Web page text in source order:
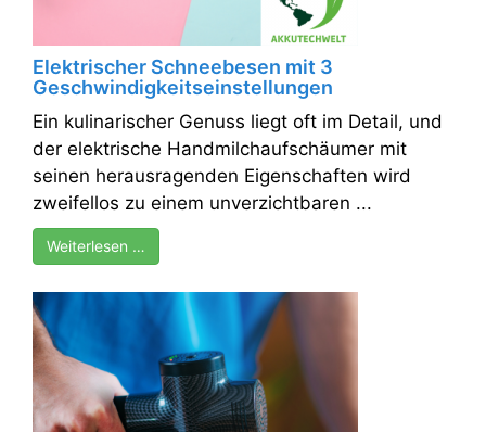
Elektrischer Schneebesen mit 3
Geschwindigkeitseinstellungen
Ein kulinarischer Genuss liegt oft im Detail, und
der elektrische Handmilchaufschäumer mit
seinen herausragenden Eigenschaften wird
zweifellos zu einem unverzichtbaren ...
Weiterlesen …